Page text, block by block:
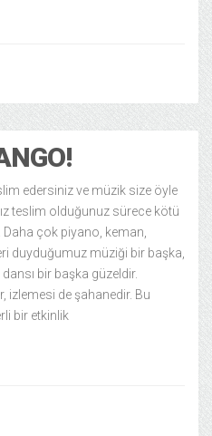
edersiniz ve müzik size öyle
teslim olduğunuz sürece kötü
çok piyano, keman,
duyduğumuz müziği bir başka,
bir başka güzeldir.
izlemesi de şahanedir. Bu
bir etkinlik